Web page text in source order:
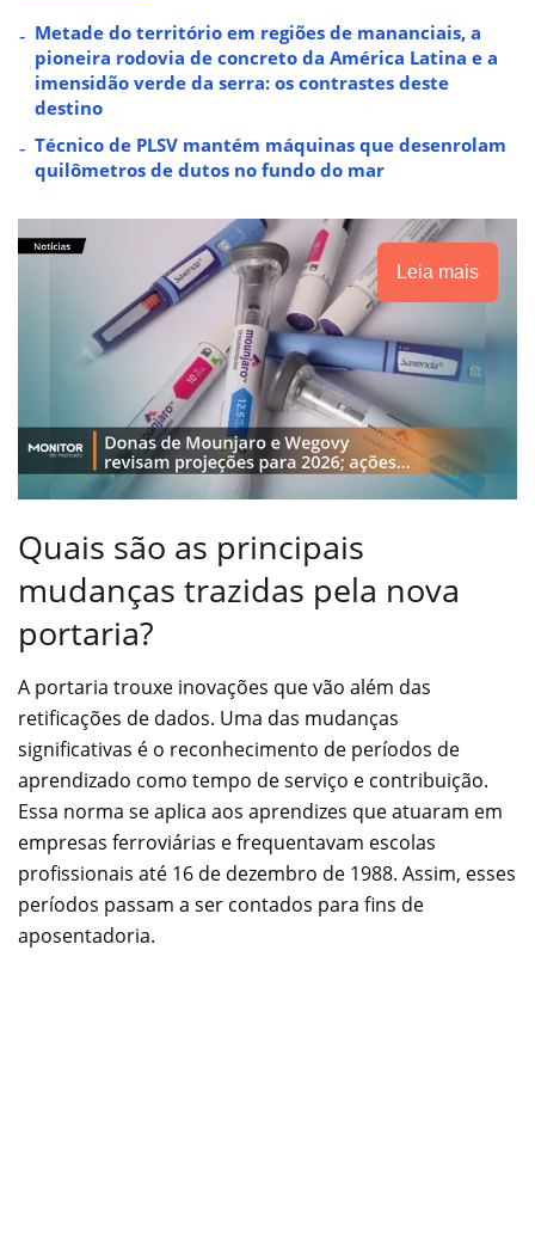
Metade do território em regiões de mananciais, a
pioneira rodovia de concreto da América Latina e a
imensidão verde da serra: os contrastes deste
destino
Técnico de PLSV mantém máquinas que desenrolam
quilômetros de dutos no fundo do mar
Leia mais
Quais são as principais
mudanças trazidas pela nova
portaria?
A portaria trouxe inovações que vão além das
retificações de dados. Uma das mudanças
significativas é o reconhecimento de períodos de
aprendizado como tempo de serviço e contribuição.
Essa norma se aplica aos aprendizes que atuaram em
empresas ferroviárias e frequentavam escolas
profissionais até 16 de dezembro de 1988. Assim, esses
períodos passam a ser contados para fins de
aposentadoria.